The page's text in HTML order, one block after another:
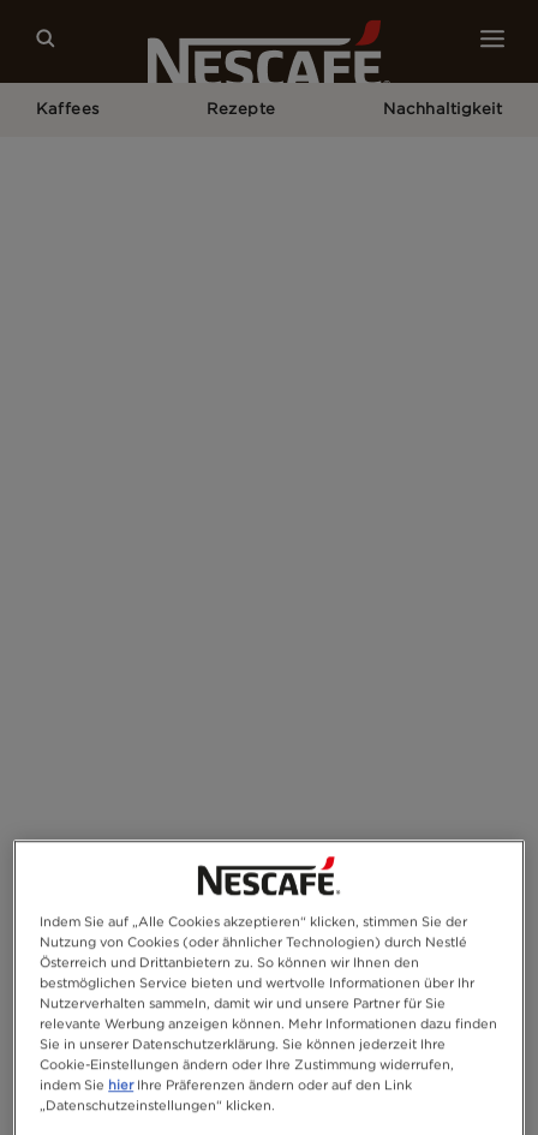
Kaffees Rezepte Nachhaltigkeit
Indem Sie auf „Alle Cookies akzeptieren“ klicken, stimmen Sie der
Nutzung von Cookies (oder ähnlicher Technologien) durch Nestlé
Österreich und Drittanbietern zu. So können wir Ihnen den
bestmöglichen Service bieten und wertvolle Informationen über Ihr
Nutzerverhalten sammeln, damit wir und unsere Partner für Sie
relevante Werbung anzeigen können. Mehr Informationen dazu finden
Sie in unserer Datenschutzerklärung. Sie können jederzeit Ihre
Cookie-Einstellungen ändern oder Ihre Zustimmung widerrufen,
indem Sie hierIhre Präferenzen ändern oder auf den Link
„Datenschutzeinstellungen“ klicken.